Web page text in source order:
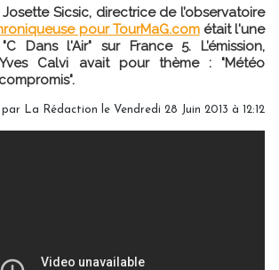
Sicsic, directrice de l’observatoire
pour TourMaG.cométait l'une
Dans l'Air" sur France 5. L’émission,
Calvi avait pour thème : "Météo
par La Rédaction le Vendredi 28 Juin 2013 à 12:12